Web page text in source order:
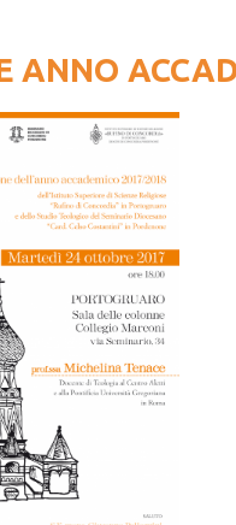
ANNO